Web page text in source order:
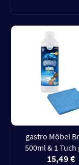
gastro Möbel
500ml & 1 Tuch
15,49 €